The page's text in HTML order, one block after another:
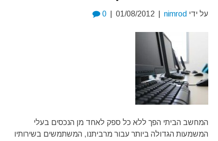
על ידי nimrod
01/08/2012
0
המחשב הביתי הפך ללא כל ספק לאחד מן הנכסים בעלי
המשמעות הגדולה ביותר עבור מרביתנו, המשתמשים בשירותיו